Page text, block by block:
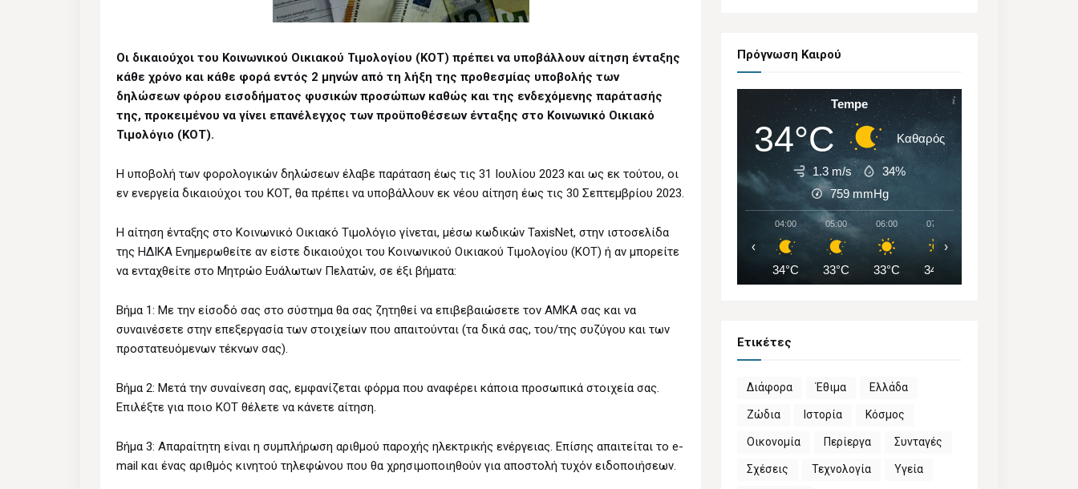
Οι δικαιούχοι του Κοινωνικού Οικιακού Τιμολογίου (ΚΟΤ) πρέπει να υποβάλλουν αίτηση ένταξης
κάθε χρόνο και κάθε φορά εντός 2 μηνών από τη λήξη της προθεσμίας υποβολής των
δηλώσεων φόρου εισοδήματος φυσικών προσώπων καθώς και της ενδεχόμενης παράτασής
της, προκειμένου να γίνει επανέλεγχος των προϋποθέσεων ένταξης στο Κοινωνικό Οικιακό
Τιμολόγιο (ΚΟΤ).
Η υποβολή των φορολογικών δηλώσεων έλαβε παράταση έως τις 31 Ιουλίου 2023 και ως εκ τούτου, οι
εν ενεργεία δικαιούχοι του ΚΟΤ, θα πρέπει να υποβάλλουν εκ νέου αίτηση έως τις 30 Σεπτεμβρίου 2023.
Η αίτηση ένταξης στο Κοινωνικό Οικιακό Τιμολόγιο γίνεται, μέσω κωδικών TaxisNet, στην ιστοσελίδα
της ΗΔΙΚΑ Ενημερωθείτε αν είστε δικαιούχοι του Κοινωνικού Οικιακού Τιμολογίου (ΚΟΤ) ή αν μπορείτε
να ενταχθείτε στο Μητρώο Ευάλωτων Πελατών, σε έξι βήματα:
Βήμα 1: Με την είσοδό σας στο σύστημα θα σας ζητηθεί να επιβεβαιώσετε τον ΑΜΚΑ σας και να
συναινέσετε στην επεξεργασία των στοιχείων που απαιτούνται (τα δικά σας, του/της συζύγου και των
προστατευόμενων τέκνων σας).
Βήμα 2: Μετά την συναίνεση σας, εμφανίζεται φόρμα που αναφέρει κάποια προσωπικά στοιχεία σας.
Επιλέξτε για ποιο ΚΟΤ θέλετε να κάνετε αίτηση.
Βήμα 3: Απαραίτητη είναι η συμπλήρωση αριθμού παροχής ηλεκτρικής ενέργειας. Επίσης απαιτείται το e-
mail και ένας αριθμός κινητού τηλεφώνου που θα χρησιμοποιηθούν για αποστολή τυχόν ειδοποιήσεων.
Πρόγνωση Καιρού
Tempe
34°C Καθαρός
1.3 m/s
34%
759 mmHg
04:00
34°C
05:00
33°C
06:00
33°C
07:00
34°C
‹ ›
Ετικέτες
Διάφορα Έθιμα Ελλάδα
Ζώδια Ιστορία Κόσμος
Οικονομία Περίεργα Συνταγές
Σχέσεις Τεχνολογία Υγεία